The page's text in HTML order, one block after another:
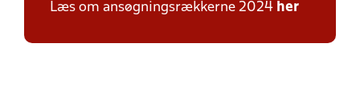
Læs om ansøgningsrækkerne 2024 her